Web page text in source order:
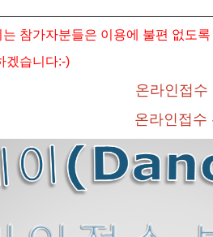
국발레콩쿠르 접수마감
댓글0
참가자분들은 이용에 불편 없도록
겠습니다:-)
온라인접수
온라인접
케치북5
케치북5